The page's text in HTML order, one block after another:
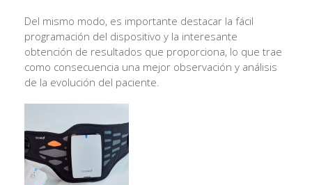
Del mismo modo, es importante destacar la fácil
programación del dispositivo y la interesante
obtención de resultados que proporciona, lo que trae
como consecuencia una mejor observación y análisis
de la evolución del paciente.